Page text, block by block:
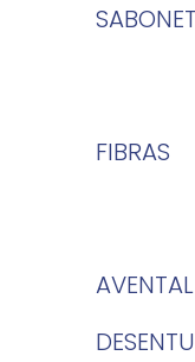
FIBRAS
AVENTAL